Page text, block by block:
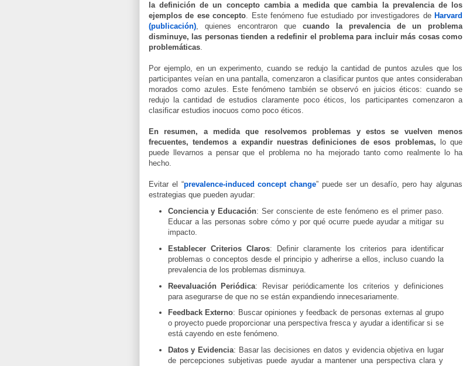
la definición de un concepto cambia a medida que cambia la prevalencia de los
ejemplos de ese concepto. Este fenómeno fue estudiado por investigadores de Harvard
(publicación), quienes encontraron que cuando la prevalencia de un problema
disminuye, las personas tienden a redefinir el problema para incluir más cosas como
problemáticas.
Por ejemplo, en un experimento, cuando se redujo la cantidad de puntos azules que los
participantes veían en una pantalla, comenzaron a clasificar puntos que antes consideraban
morados como azules. Este fenómeno también se observó en juicios éticos: cuando se
redujo la cantidad de estudios claramente poco éticos, los participantes comenzaron a
clasificar estudios inocuos como poco éticos.
En resumen, a medida que resolvemos problemas y estos se vuelven menos
frecuentes, tendemos a expandir nuestras definiciones de esos problemas, lo que
puede llevarnos a pensar que el problema no ha mejorado tanto como realmente lo ha
hecho.
Evitar el “prevalence-induced concept change” puede ser un desafío, pero hay algunas
estrategias que pueden ayudar:
Conciencia y Educación: Ser consciente de este fenómeno es el primer paso.
Educar a las personas sobre cómo y por qué ocurre puede ayudar a mitigar su
impacto.
Establecer Criterios Claros: Definir claramente los criterios para identificar
problemas o conceptos desde el principio y adherirse a ellos, incluso cuando la
prevalencia de los problemas disminuya.
Reevaluación Periódica: Revisar periódicamente los criterios y definiciones
para asegurarse de que no se están expandiendo innecesariamente.
Feedback Externo: Buscar opiniones y feedback de personas externas al grupo
o proyecto puede proporcionar una perspectiva fresca y ayudar a identificar si se
está cayendo en este fenómeno.
Datos y Evidencia: Basar las decisiones en datos y evidencia objetiva en lugar
de percepciones subjetivas puede ayudar a mantener una perspectiva clara y